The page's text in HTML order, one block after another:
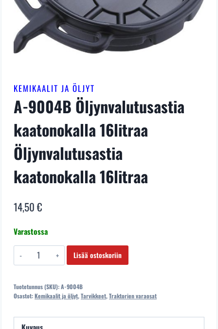
KEMIKAALIT JA ÖLJYT
A-9004B Öljynvalutusastia
kaatonokalla 16litraa
Öljynvalutusastia
kaatonokalla 16litraa
14,50€
Varastossa
9004B
kaatonokalla
Öljynvalutusastia
Lisää ostoskoriin
Tuotetunnus (SKU):A-9004B
Osastot:Kemikaalit ja öljyt,Tarvikkeet,Traktorien varaosat